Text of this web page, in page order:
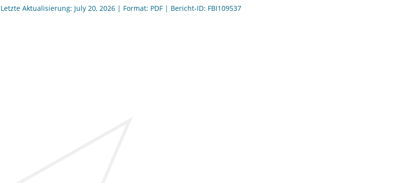
Letzte Aktualisierung: July 20, 2026 | Format: PDF | Bericht-ID: FBI109537